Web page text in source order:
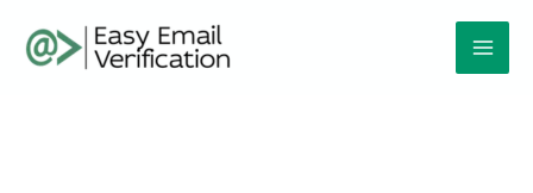
para